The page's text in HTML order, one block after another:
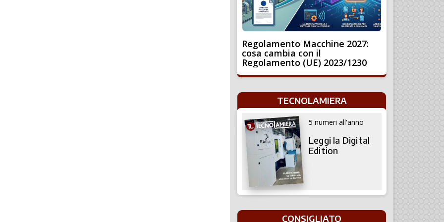
Regolamento Macchine 2027:
cosa cambia con il
Regolamento (UE) 2023/1230
TECNOLAMIERA
5 numeri all'anno
Leggi la Digital
Edition
CONSIGLIATO